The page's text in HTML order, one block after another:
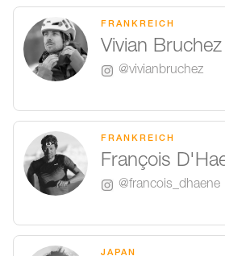
FRANKREICH
Vivian Bruchez
@vivianbruchez
FRANKREICH
François
@francois_dhaene
JAPAN